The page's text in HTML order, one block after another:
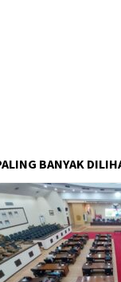
BANYAK